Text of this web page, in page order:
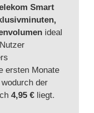
Smart
ideal
ersten Monate
der
4,95 € liegt.